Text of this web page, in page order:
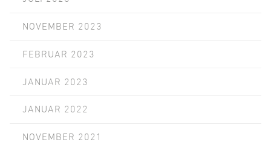
NOVEMBER 2023
FEBRUAR 2023
JANUAR 2023
JANUAR 2022
NOVEMBER 2021